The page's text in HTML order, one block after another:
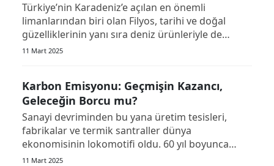
Türkiye’nin Karadeniz’e açılan en önemli
limanlarından biri olan Filyos, tarihi ve doğal
güzelliklerinin yanı sıra deniz ürünleriyle de
dikkat çekiyor. Bölgenin zengin deniz kaynakları
Filyos’ta düzenlenecek bir...
11 Mart 2025
Karbon Emisyonu: Geçmişin Kazancı,
Geleceğin Borcu mu?
Sanayi devriminden bu yana üretim tesisleri,
fabrikalar ve termik santraller dünya
ekonomisinin lokomotifi oldu. 60 yıl boyunca
faaliyet gösteren bir fabrika ya da termik santral,
11 Mart 2025